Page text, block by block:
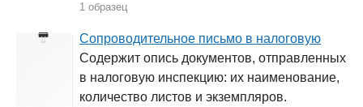
1 образец
Сопроводительное письмо в налоговую
Содержит опись документов, отправленных
в налоговую инспекцию: их наименование,
количество листов и экземпляров.